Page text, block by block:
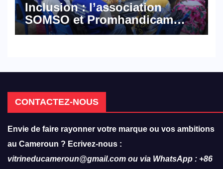
Inclusion : l’association
SOMSO et Promhandicam
militent en faveur d’une
CONTACTEZ-NOUS
Envie de faire rayonner votre marque ou vos ambitions
au Cameroun ? Ecrivez-nous :
vitrineducameroun@gmail.com ou via WhatsApp : +86